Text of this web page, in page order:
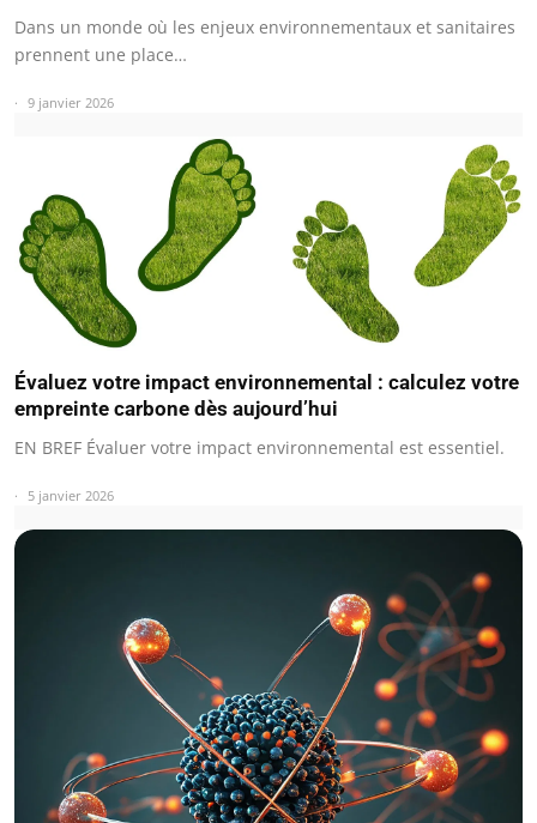
Dans un monde où les enjeux environnementaux et sanitaires
prennent une place…
9 janvier 2026
Évaluez votre impact environnemental : calculez votre
empreinte carbone dès aujourd’hui
EN BREF Évaluer votre impact environnemental est essentiel.
5 janvier 2026